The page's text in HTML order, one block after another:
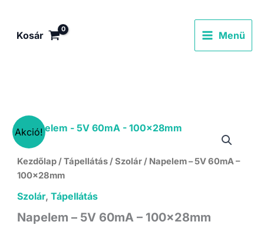
content
Kosár Menü
Akció!
Kezdőlap/Tápellátás/Szolár/ Napelem – 5V 60mA –
100x28mm
Szolár, Tápellátás
Napelem – 5V 60mA – 100x28mm